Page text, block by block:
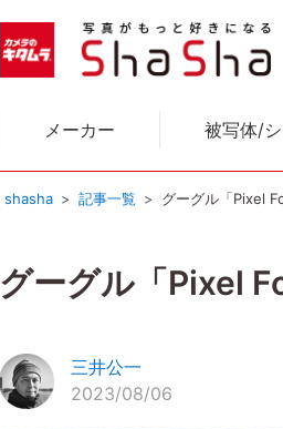
メーカー 被写体/
shasha 記事一覧 グーグル「Pixel
グーグル「Pixel
三井公一
2023/08/06